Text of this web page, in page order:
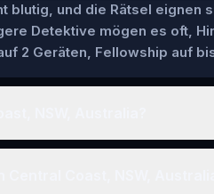
und die Rätsel eignen
Detektive mögen es oft,
2 Geräten, Fellowship auf